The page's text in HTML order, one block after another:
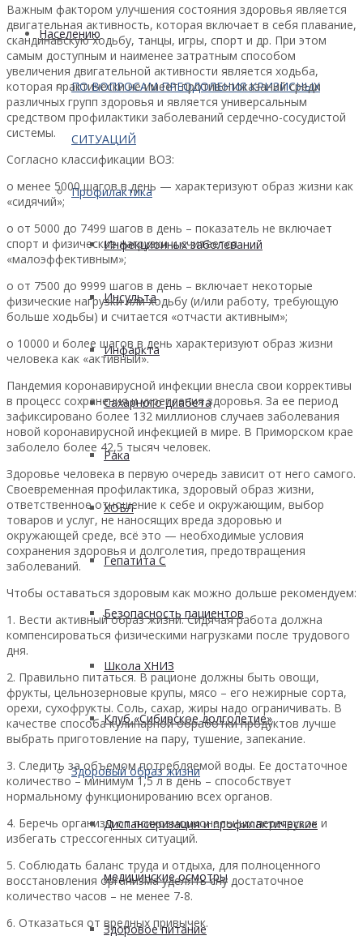
Населению
ПО ВОПРОСАМ ПРЕОДОЛЕНИЯ КРИЗИСНЫХ
СИТУАЦИЙ
Профилактика
Инфекционных заболеваний
Инсульта
Инфаркта
Сахарного диабета
Рака
ХОБЛ
Гепатита С
Безопасность пациентов
Школа ХНИЗ
Клуб «Сибирское долголетие»
Здоровый образ жизни
Диспансеризация и профилактические
медицинские осмотры
Здоровое питание
Важным фактором улучшения состояния здоровья является
двигательная активность, которая включает в себя плавание,
скандинавскую ходьбу, танцы, игры, спорт и др. При этом
самым доступным и наименее затратным способом
увеличения двигательной активности является ходьба,
которая практически не имеет противопоказаний среди
различных групп здоровья и является универсальным
средством профилактики заболеваний сердечно-сосудистой
системы.
Согласно классификации ВОЗ:
o менее 5000 шагов в день — характеризуют образ жизни как
«сидячий»;
o от 5000 до 7499 шагов в день – показатель не включает
спорт и физические нагрузки и считается
«малоэффективным»;
o от 7500 до 9999 шагов в день – включает некоторые
физические нагрузки или ходьбу (и/или работу, требующую
больше ходьбы) и считается «отчасти активным»;
o 10000 и более шагов в день характеризуют образ жизни
человека как «активный».
Пандемия коронавирусной инфекции внесла свои коррективы
в процесс сохранения и укрепления здоровья. За ее период
зафиксировано более 132 миллионов случаев заболевания
новой коронавирусной инфекцией в мире. В Приморском крае
заболело более 42,5 тысяч человек.
Здоровье человека в первую очередь зависит от него самого.
Своевременная профилактика, здоровый образ жизни,
ответственное отношение к себе и окружающим, выбор
товаров и услуг, не наносящих вреда здоровью и
окружающей среде, всё это — необходимые условия
сохранения здоровья и долголетия, предотвращения
заболеваний.
Чтобы оставаться здоровым как можно дольше рекомендуем:
1. Вести активный образ жизни. Сидячая работа должна
компенсироваться физическими нагрузками после трудового
дня.
2. Правильно питаться. В рационе должны быть овощи,
фрукты, цельнозерновые крупы, мясо – его нежирные сорта,
орехи, сухофрукты. Соль, сахар, жиры надо ограничивать. В
качестве способа кулинарной обработки продуктов лучше
выбрать приготовление на пару, тушение, запекание.
3. Следить за объемом потребляемой воды. Ее достаточное
количество – минимум 1,5 л в день – способствует
нормальному функционированию всех органов.
4. Беречь организм от психоэмоциональных перегрузок и
избегать стрессогенных ситуаций.
5. Соблюдать баланс труда и отдыха, для полноценного
восстановления организма уделять сну достаточное
количество часов – не менее 7-8.
6. Отказаться от вредных привычек.